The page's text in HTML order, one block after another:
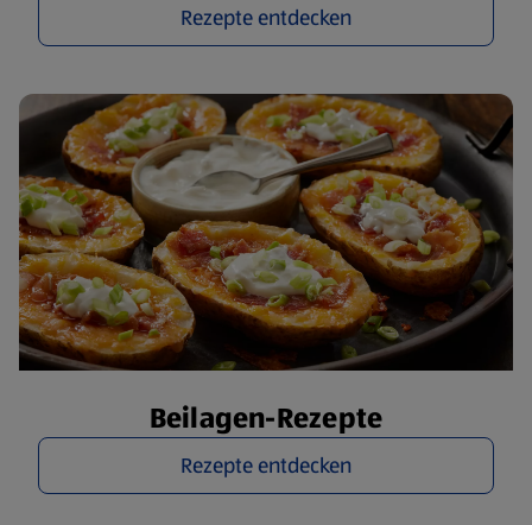
Rezepte entdecken
Beilagen-Rezepte
Rezepte entdecken